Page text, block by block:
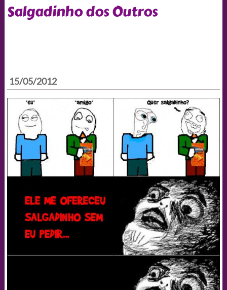
Salgadinho dos Outros
15/05/2012